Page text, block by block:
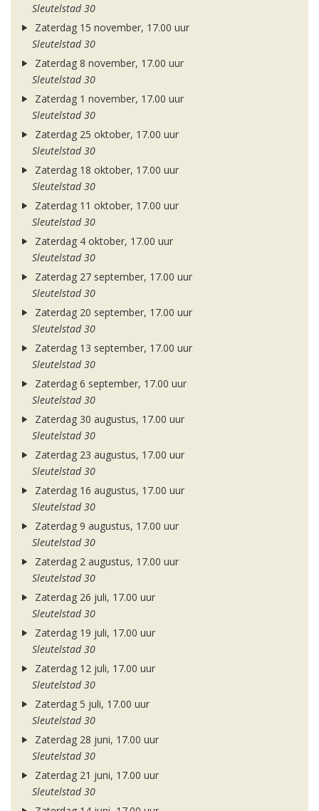
Sleutelstad 30
Zaterdag 15 november, 17.00 uur
Sleutelstad 30
Zaterdag 8 november, 17.00 uur
Sleutelstad 30
Zaterdag 1 november, 17.00 uur
Sleutelstad 30
Zaterdag 25 oktober, 17.00 uur
Sleutelstad 30
Zaterdag 18 oktober, 17.00 uur
Sleutelstad 30
Zaterdag 11 oktober, 17.00 uur
Sleutelstad 30
Zaterdag 4 oktober, 17.00 uur
Sleutelstad 30
Zaterdag 27 september, 17.00 uur
Sleutelstad 30
Zaterdag 20 september, 17.00 uur
Sleutelstad 30
Zaterdag 13 september, 17.00 uur
Sleutelstad 30
Zaterdag 6 september, 17.00 uur
Sleutelstad 30
Zaterdag 30 augustus, 17.00 uur
Sleutelstad 30
Zaterdag 23 augustus, 17.00 uur
Sleutelstad 30
Zaterdag 16 augustus, 17.00 uur
Sleutelstad 30
Zaterdag 9 augustus, 17.00 uur
Sleutelstad 30
Zaterdag 2 augustus, 17.00 uur
Sleutelstad 30
Zaterdag 26 juli, 17.00 uur
Sleutelstad 30
Zaterdag 19 juli, 17.00 uur
Sleutelstad 30
Zaterdag 12 juli, 17.00 uur
Sleutelstad 30
Zaterdag 5 juli, 17.00 uur
Sleutelstad 30
Zaterdag 28 juni, 17.00 uur
Sleutelstad 30
Zaterdag 21 juni, 17.00 uur
Sleutelstad 30